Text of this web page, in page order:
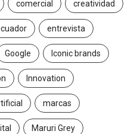
comercial creatividad
entrevista
Google Iconic brands
Innovation
marcas
Maruri Grey